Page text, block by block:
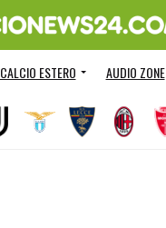
CALCIO ESTERO AUDIO ZONE